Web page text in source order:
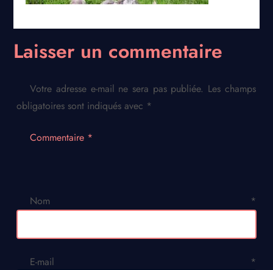
Laisser un commentaire
Votre adresse e-mail ne sera pas publiée. Les champs
obligatoires sont indiqués avec *
Commentaire *
Nom *
E-mail *